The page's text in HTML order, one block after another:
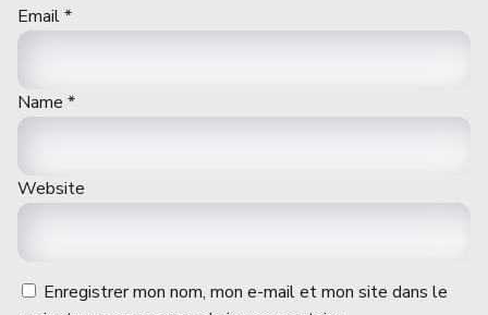
Email*
Name *
Website
Enregistrer mon nom, mon e-mail et mon site dans le